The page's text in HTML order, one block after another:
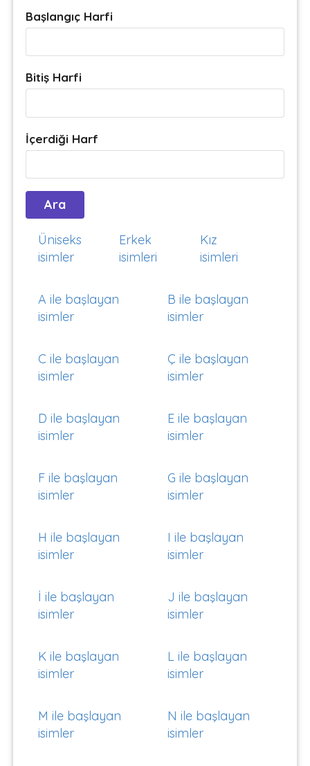
Başlangıç Harfi
Bitiş Harfi
İçerdiği Harf
Üniseks
isimler
Erkek
isimleri
Kız
isimleri
A ile başlayan
isimler
B ile başlayan
isimler
C ile başlayan
isimler
Ç ile başlayan
isimler
D ile başlayan
isimler
E ile başlayan
isimler
F ile başlayan
isimler
G ile başlayan
isimler
H ile başlayan
isimler
I ile başlayan
isimler
İ ile başlayan
isimler
J ile başlayan
isimler
K ile başlayan
isimler
L ile başlayan
isimler
M ile başlayan
isimler
N ile başlayan
isimler